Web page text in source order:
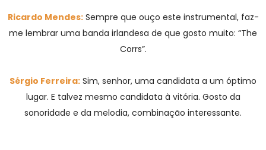
Ricardo Mendes:Sempre que ouço este instrumental, faz-
me lembrar uma banda irlandesa de que gosto muito: “The
Corrs”.
Sérgio Ferreira: Sim, senhor, uma candidata a um óptimo
lugar. E talvez mesmo candidata à vitória. Gosto da
sonoridade e da melodia, combinação interessante.